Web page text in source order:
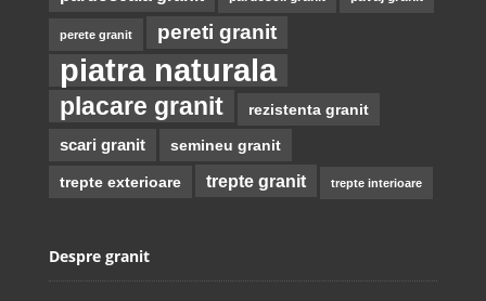
perete granit pereti granit
piatra naturala
placare granit rezistenta granit
scari granit semineu granit
trepte exterioare trepte granit trepte interioare
Despre granit